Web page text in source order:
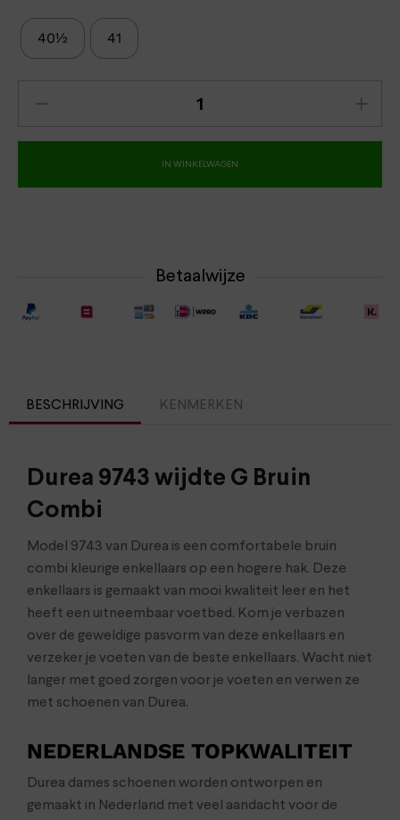
40½ 41
IN WINKELWAGEN
Betaalwijze
BESCHRIJVING KENMERKEN
Durea 9743 wijdte G Bruin
Combi
Model 9743 van Durea is een comfortabele bruin
combi kleurige enkellaars op een hogere hak. Deze
enkellaars is gemaakt van mooi kwaliteit leer en het
heeft een uitneembaar voetbed. Kom je verbazen
over de geweldige pasvorm van deze enkellaars en
verzeker je voeten van de beste enkellaars. Wacht niet
langer met goed zorgen voor je voeten en verwen ze
met schoenen van Durea.
NEDERLANDSE TOPKWALITEIT
Durea dames schoenen worden ontworpen en
gemaakt in Nederland met veel aandacht voor de